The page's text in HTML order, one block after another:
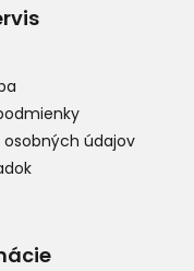
údajov